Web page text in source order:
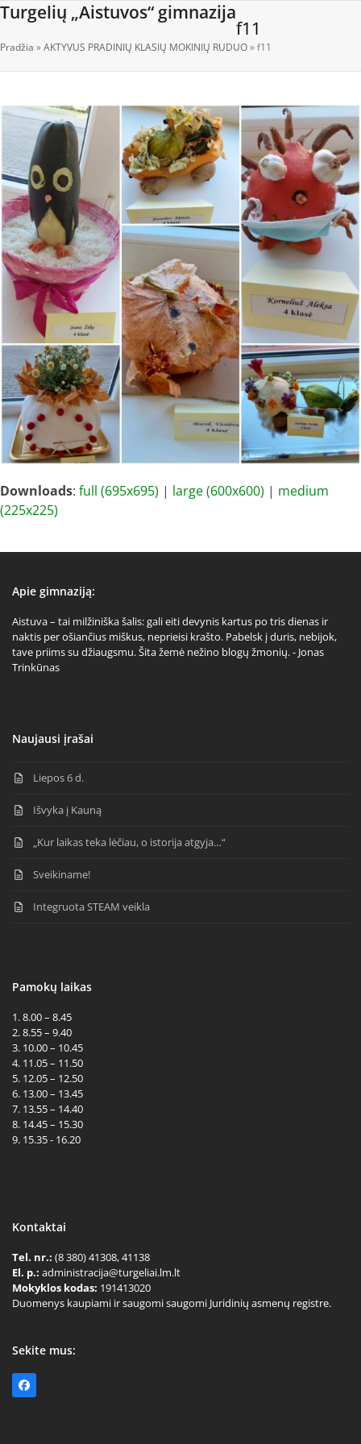
Skip
content
Turgelių „Aistuvos“ gimnazija
Open
mobile
Close
mobile
f11
Pradžia »AKTYVUS PRADINIŲ KLASIŲ MOKINIŲ RUDUO»f11
Downloads: full (695x695) | large (600x600) | medium
(225x225)
Apie gimnaziją:
Aistuva – tai milžiniška šalis: gali eiti devynis kartus po tris dienas ir
naktis per ošiančius miškus, neprieisi krašto. Pabelsk į duris, nebijok,
tave priims su džiaugsmu. Šita žemė nežino blogų žmonių. - Jonas
Trinkūnas
Naujausi įrašai
Liepos 6 d.
Išvyka į Kauną
„Kur laikas teka lėčiau, o istorija atgyja…“
Sveikiname!
Integruota STEAM veikla
Pamokų laikas
1. 8.00 – 8.45
2. 8.55 – 9.40
3. 10.00 – 10.45
4. 11.05 – 11.50
5. 12.05 – 12.50
6. 13.00 – 13.45
7. 13.55 – 14.40
8. 14.45 – 15.30
9. 15.35 - 16.20
Kontaktai
Tel. nr.: (8 380) 41308, 41138
El. p.: administracija@turgeliai.lm.lt
Mokyklos kodas: 191413020
Duomenys kaupiami ir saugomi saugomi Juridinių asmenų registre.
Sekite mus:
Facebook